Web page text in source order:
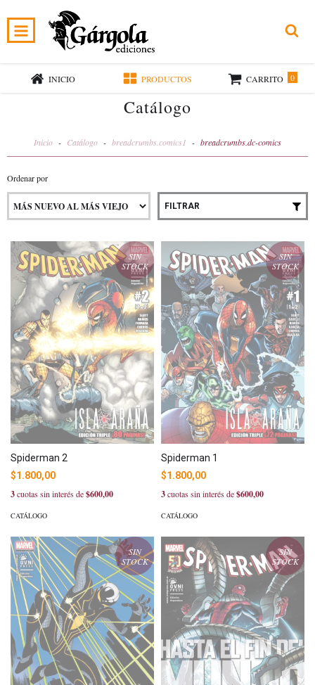
INICIO PRODUCTOS CARRITO 0
Catálogo
Inicio - Catálogo - breadcrumbs.comics1 - breadcrumbs.dc-comics
Ordenar por
FILTRAR
SIN
STOCK
Spiderman 2
$1.800,00
3cuotas sin interés de$600,00
CATÁLOGO
SIN
STOCK
Spiderman 1
$1.800,00
3cuotas sin interés de$600,00
CATÁLOGO
SIN
STOCK
SIN
STOCK